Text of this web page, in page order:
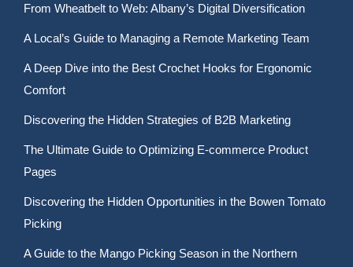
From Wheatbelt to Web: Albany’s Digital Diversification
A Local’s Guide to Managing a Remote Marketing Team
A Deep Dive into the Best Crochet Hooks for Ergonomic
Comfort
Discovering the Hidden Strategies of B2B Marketing
The Ultimate Guide to Optimizing E-commerce Product
Pages
Discovering the Hidden Opportunities in the Bowen Tomato
Picking
A Guide to the Mango Picking Season in the Northern